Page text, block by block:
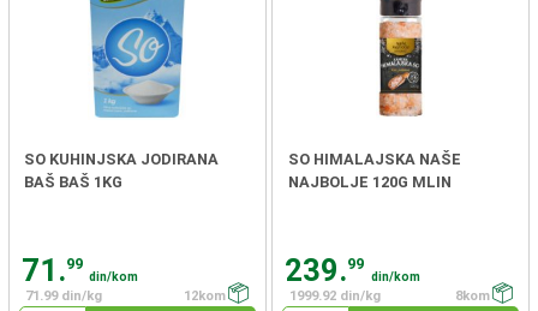
SO KUHINJSKA JODIRANA
BAŠ BAŠ 1KG
71.99
din/kom
71.99 din/kg
12kom
SO HIMALAJSKA NAŠE
NAJBOLJE 120G MLIN
239.99
din/kom
1999.92 din/kg
8kom